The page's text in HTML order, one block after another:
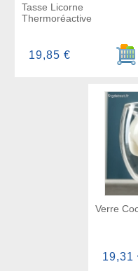
Tasse Licorne
Thermoréactive
19,85 €
Verre
19,31